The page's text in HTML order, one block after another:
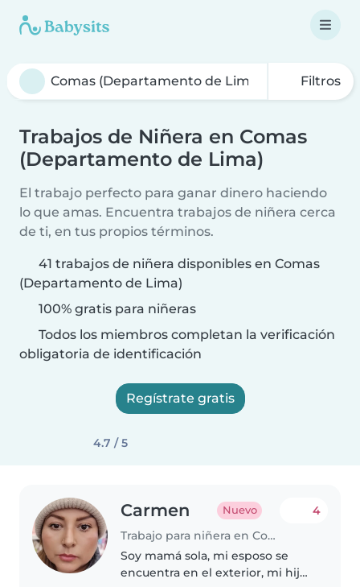
Filtros
Trabajos de Niñera en Comas
(Departamento de Lima)
El trabajo perfecto para ganar dinero haciendo
lo que amas. Encuentra trabajos de niñera cerca
de ti, en tus propios términos.
41 trabajos de niñera disponibles en Comas
(Departamento de Lima)
100% gratis para niñeras
Todos los miembros completan la verificación
obligatoria de identificación
Regístrate gratis
4.7 / 5
Carmen Nuevo
Trabajo para niñera en Comas (Departamento de Lima)
4
Soy mamá sola, mi esposo se
encuentra en el exterior, mi hijo